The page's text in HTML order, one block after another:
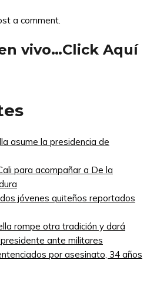
a comment.
vivo…Click Aquí
asume la presidencia de
para acompañar a De la
jóvenes quiteños reportados
rompe otra tradición y dará
ante militares
por asesinato, 34 años